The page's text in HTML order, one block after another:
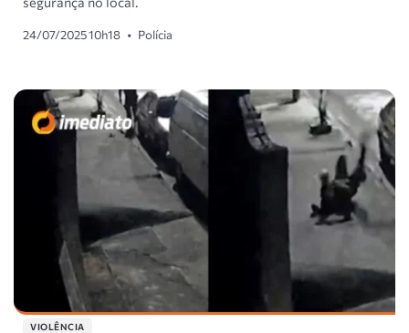
24/07/2025 10h18 • Polícia
VIOLÊNCIA